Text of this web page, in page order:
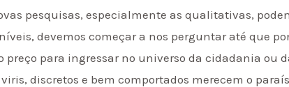
pesquisas, especialmente as qualitativas,
devemos começar a nos perguntar até que
preço para ingressar no universo da cidadania ou
discretos e bem comportados merecem o